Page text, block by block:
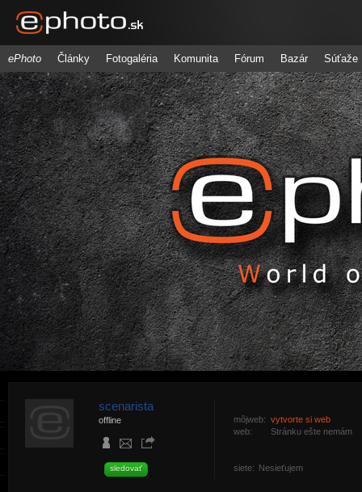
ePhoto Články Fotogaléria Komunita Fórum Bazár Súťaže
scenarista
offline
sledovať
môjweb: vytvorte si web
web:
Stránku ešte nemám
siete: Nesieťujem